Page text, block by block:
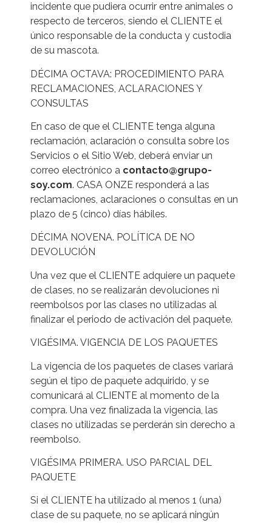
incidente que pudiera ocurrir entre animales o
respecto de terceros, siendo el CLIENTE el
único responsable de la conducta y custodia
de su mascota.
DÉCIMA OCTAVA: PROCEDIMIENTO PARA
RECLAMACIONES, ACLARACIONES Y
CONSULTAS
En caso de que el CLIENTE tenga alguna
reclamación, aclaración o consulta sobre los
Servicios o el Sitio Web, deberá enviar un
correo electrónico a contacto@grupo-
soy.com. CASA ONZE responderá a las
reclamaciones, aclaraciones o consultas en un
plazo de 5 (cinco) días hábiles.
DÉCIMA NOVENA. POLÍTICA DE NO
DEVOLUCIÓN
Una vez que el CLIENTE adquiere un paquete
de clases, no se realizarán devoluciones ni
reembolsos por las clases no utilizadas al
finalizar el periodo de activación del paquete.
VIGÉSIMA. VIGENCIA DE LOS PAQUETES
La vigencia de los paquetes de clases variará
según el tipo de paquete adquirido, y se
comunicará al CLIENTE al momento de la
compra. Una vez finalizada la vigencia, las
clases no utilizadas se perderán sin derecho a
reembolso.
VIGÉSIMA PRIMERA. USO PARCIAL DEL
PAQUETE
Si el CLIENTE ha utilizado al menos 1 (una)
clase de su paquete, no se aplicará ningún